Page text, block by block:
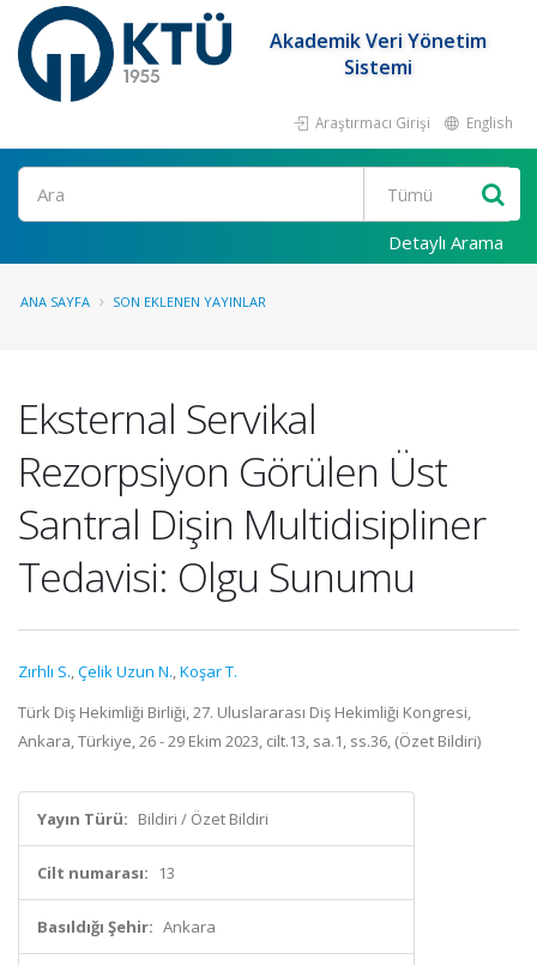
Akademik Veri Yönetim
Sistemi
Araştırmacı Girişi English
Ara
Detaylı Arama
ANA SAYFA SON EKLENEN YAYINLAR
Eksternal Servikal
Rezorpsiyon Görülen Üst
Santral Dişin Multidisipliner
Tedavisi: Olgu Sunumu
Zırhlı S.,Çelik Uzun N.,Koşar T.
Türk Diş Hekimliği Birliği, 27. Uluslararası Diş Hekimliği Kongresi,
Ankara, Türkiye, 26 - 29 Ekim 2023, cilt.13, sa.1, ss.36, (Özet Bildiri)
Yayın Türü: Bildiri / Özet Bildiri
Cilt numarası: 13
Basıldığı Şehir: Ankara